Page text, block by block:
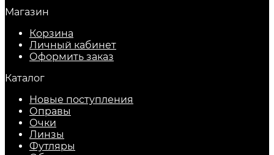
Магазин
Корзина
Личный кабинет
Оформить заказ
Каталог
Новые поступления
Оправы
Очки
Линзы
Футляры